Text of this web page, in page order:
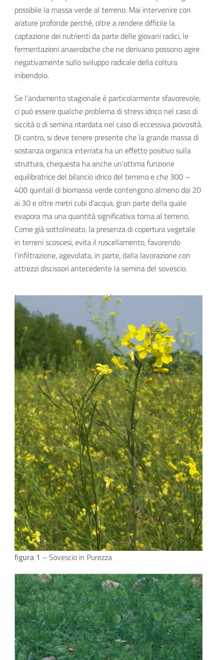
possibile la massa verde al terreno. Mai intervenire con
arature profonde perché, oltre a rendere difficile la
captazione dei nutrienti da parte delle giovani radici, le
fermentazioni anaerobiche che ne derivano possono agire
negativamente sullo sviluppo radicale della coltura
inibendolo.
Se l’andamento stagionale è particolarmente sfavorevole,
ci può essere qualche problema di stress idrico nel caso di
siccità o di semina ritardata nel caso di eccessiva piovosità.
Di contro, si deve tenere presente che la grande massa di
sostanza organica interrata ha un effetto positivo sulla
struttura, chequesta ha anche un’ottima funzione
equilibratrice del bilancio idrico del terreno e che 300 –
400 quintali di biomassa verde contengono almeno dai 20
ai 30 e oltre metri cubi d’acqua, gran parte della quale
evapora ma una quantità significativa torna al terreno.
Come già sottolineato, la presenza di copertura vegetale
in terreni scoscesi, evita il ruscellamento, favorendo
l’infiltrazione, agevolata, in parte, dalla lavorazione con
attrezzi discissori antecedente la semina del sovescio.
figura 1 – Sovescio in Purezza